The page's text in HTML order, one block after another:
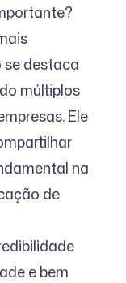
se destaca
múltiplos
Ele
na
de
e bem